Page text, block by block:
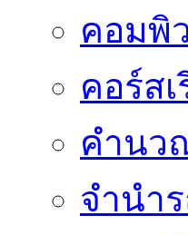
คอมพิ
คอร์ส
คำนว
จำนำ